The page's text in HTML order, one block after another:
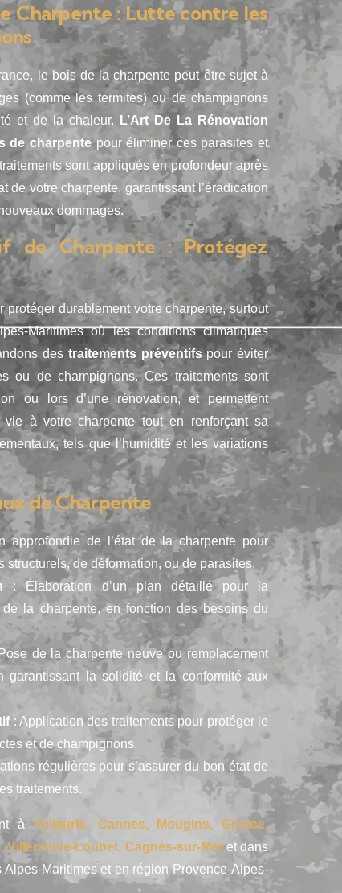
Charpente : Lutte contre les
le bois de la charpente peut être sujet à
(comme les termites) ou de champignons
et de la chaleur.
L’Art De La Rénovation
de charpentepour éliminer ces parasites et
sont appliqués en profondeur après
de votre charpente, garantissant l’éradication
dommages.
de Charpente : Protégez
protéger durablement votre charpente, surtout
Maritimes où les conditions climatiques
des traitements préventifspour éviter
ou de champignons. Ces traitements sont
ou lors d’une rénovation, et permettent
vie à votre charpente tout en renforçant sa
tels que l’humidité et les variations
de Charpente
approfondie de l’état de la charpente pour
structurels, de déformation, ou de parasites.
: Élaboration d’un plan détaillé pour la
la charpente, en fonction des besoins du
de la charpente neuve ou remplacement
garantissant la solidité et la conformité aux
: Application des traitements pour protéger le
et de champignons.
régulières pour s’assurer du bon état de
traitements.
à Vallauris, Cannes, Mougins, Grasse,
Villeneuve-Loubet, Cagnes-sur-Meret dans
Alpes-Maritimes et en région Provence-Alpes-